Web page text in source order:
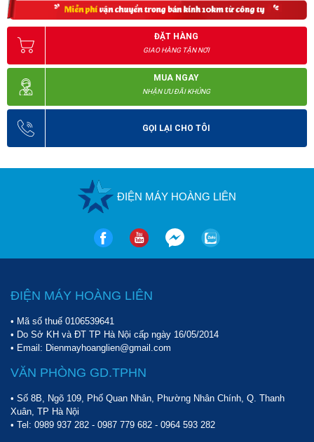
ĐẶT HÀNG
GIAO HÀNG TẬN NƠI
MUA NGAY
NHẬN ƯU ĐÃI KHỦNG
GỌI LẠI CHO TÔI
ĐIỆN MÁY HOÀNG LIÊN
ĐIỆN MÁY HOÀNG LIÊN
• Mã số thuế 0106539641
• Do Sở KH và ĐT TP Hà Nội cấp ngày 16/05/2014
• Email: Dienmayhoanglien@gmail.com
VĂN PHÒNG GD.TPHN
• Số 8B, Ngõ 109, Phố Quan Nhân, Phường Nhân Chính, Q. Thanh
Xuân, TP Hà Nội
• Tel: 0989 937 282 - 0987 779 682 - 0964 593 282